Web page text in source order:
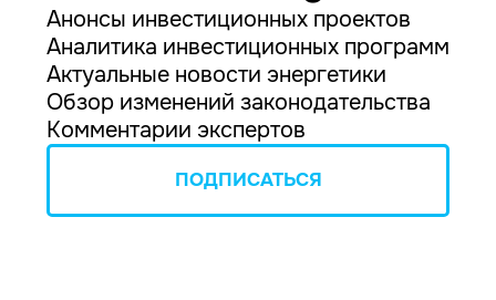
Анонсы инвестиционных проектов
Аналитика инвестиционных программ
Актуальные новости энергетики
Обзор изменений законодательства
Комментарии экспертов
ПОДПИСАТЬСЯ